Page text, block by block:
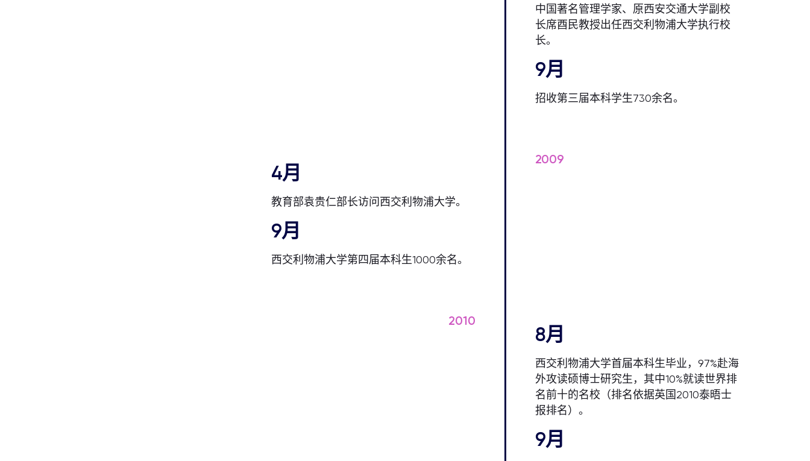
中国著名管理学家、原西安交通大学副校
长席酉民教授出任西交利物浦大学执行校
长。
9月
招收第三届本科学生730余名。
4月
教育部袁贵仁部长访问西交利物浦大学。
9月
西交利物浦大学第四届本科生1000余名。
2009
2010
8月
西交利物浦大学首届本科生毕业，97%赴海
外攻读硕博士研究生，其中10%就读世界排
名前十的名校（排名依据英国2010泰晤士
报排名）。
9月